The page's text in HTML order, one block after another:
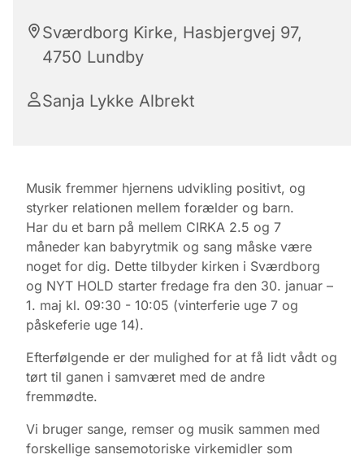
Sværdborg Kirke, Hasbjergvej 97,
4750 Lundby
Sanja Lykke Albrekt
Musik fremmer hjernens udvikling positivt, og
styrker relationen mellem forælder og barn.
Har du et barn på mellem CIRKA 2.5 og 7
måneder kan babyrytmik og sang måske være
noget for dig. Dette tilbyder kirken i Sværdborg
og NYT HOLD starter fredage fra den 30. januar –
1. maj kl. 09:30 - 10:05 (vinterferie uge 7 og
påskeferie uge 14).
Efterfølgende er der mulighed for at få lidt vådt og
tørt til ganen i samværet med de andre
fremmødte.
Vi bruger sange, remser og musik sammen med
forskellige sansemotoriske virkemidler som